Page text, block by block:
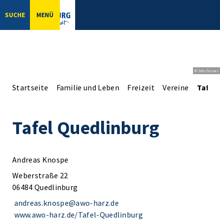
SUCHE MENÜ
© bbsferrari
Startseite Familie und Leben Freizeit Vereine Tafel
Tafel Quedlinburg
Andreas Knospe
Weberstraße 22
06484 Quedlinburg
andreas.knospe@awo-harz.de
www.awo-harz.de/Tafel-Quedlinburg